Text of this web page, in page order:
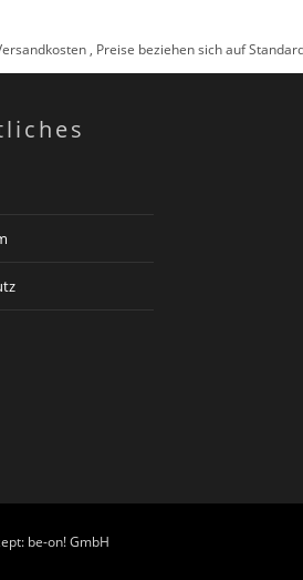
, Preise beziehen sich auf
be-on! GmbH